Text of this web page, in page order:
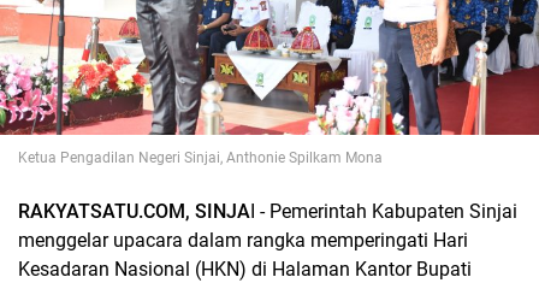
Ketua Pengadilan Negeri Sinjai, Anthonie Spilkam Mona
RAKYATSATU.COM, SINJAI - Pemerintah Kabupaten Sinjai
menggelar upacara dalam rangka memperingati Hari
Kesadaran Nasional (HKN) di Halaman Kantor Bupati